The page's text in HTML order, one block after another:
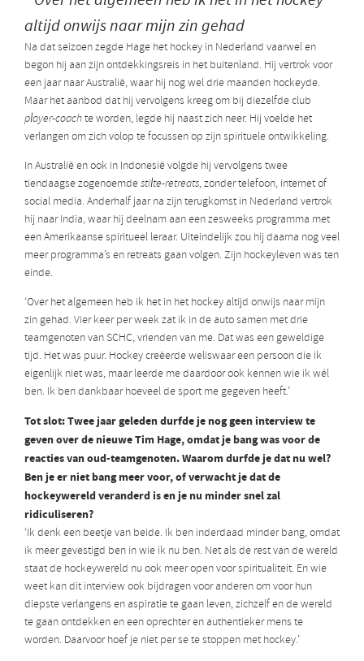
altijd onwijs naar mijn zin gehad
Na dat seizoen zegde Hage het hockey in Nederland vaarwel en
begon hij aan zijn ontdekkingsreis in het buitenland. Hij vertrok voor
een jaar naar Australië, waar hij nog wel drie maanden hockeyde.
Maar het aanbod dat hij vervolgens kreeg om bij diezelfde club
player-coachte worden, legde hij naast zich neer. Hij voelde het
verlangen om zich volop te focussen op zijn spirituele ontwikkeling.
In Australië en ook in Indonesië volgde hij vervolgens twee
tiendaagse zogenoemdestilte-retreats, zonder telefoon, internet of
social media. Anderhalf jaar na zijn terugkomst in Nederland vertrok
hij naar India, waar hij deelnam aan een zesweeks programma met
een Amerikaanse spiritueel leraar. Uiteindelijk zou hij daarna nog veel
meer programma’s en retreats gaan volgen. Zijn hockeyleven was ten
einde.
‘Over het algemeen heb ik het in het hockey altijd onwijs naar mijn
zin gehad. Vier keer per week zat ik in de auto samen met drie
teamgenoten van SCHC, vrienden van me. Dat was een geweldige
tijd. Het was puur. Hockey creëerde weliswaar een persoon die ik
eigenlijk niet was, maar leerde me daardoor ook kennen wie ik wél
ben. Ik ben dankbaar hoeveel de sport me gegeven heeft.’
Tot slot: Twee jaar geleden durfde je nog geen interview te
geven over de nieuwe Tim Hage, omdat je bang was voor de
reacties van oud-teamgenoten. Waarom durfde je dat nu wel?
Ben je er niet bang meer voor, of verwacht je dat de
hockeywereld veranderd is en je nu minder snel zal
ridiculiseren?
‘Ik denk een beetje van beide. Ik ben inderdaad minder bang, omdat
ik meer gevestigd ben in wie ik nu ben. Net als de rest van de wereld
staat de hockeywereld nu ook meer open voor spiritualiteit. En wie
weet kan dit interview ook bijdragen voor anderen om voor hun
diepste verlangens en aspiratie te gaan leven, zichzelf en de wereld
te gaan ontdekken en een oprechter en authentieker mens te
worden. Daarvoor hoef je niet per se te stoppen met hockey.’